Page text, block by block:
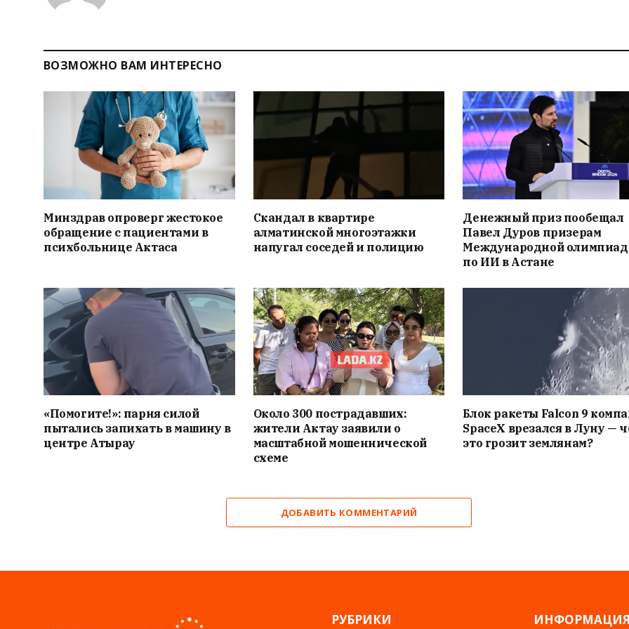
ВОЗМОЖНО ВАМ ИНТЕРЕСНО
Минздрав опроверг жестокое
обращение с пациентами в
психбольнице Актаса
Скандал в квартире
алматинской многоэтажки
напугал соседей и полицию
Денежный приз пообещал
Павел Дуров призерам
Международной
по ИИ в Астане
«Помогите!»: парня силой
пытались запихать в машину в
центре Атырау
Около 300 пострадавших:
жители Актау заявили о
масштабной мошеннической
схеме
Блок ракеты Falcon 9
SpaceX врезался в Луну —
это грозит землянам?
ДОБАВИТЬ КОММЕНТАРИЙ
РУБРИКИ